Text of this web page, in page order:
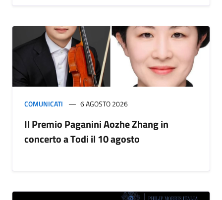
COMUNICATI 6 AGOSTO 2026
Il Premio Paganini Aozhe Zhang in
concerto a Todi il 10 agosto